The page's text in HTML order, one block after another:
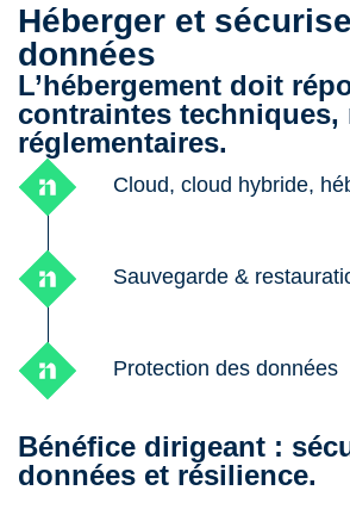
Héberger et
données
L’hébergement doit
contraintes techniques,
réglementaires.
Cloud, cloud hybride,
Sauvegarde &
Protection des données
Bénéfice dirigeant :
données et résilience.